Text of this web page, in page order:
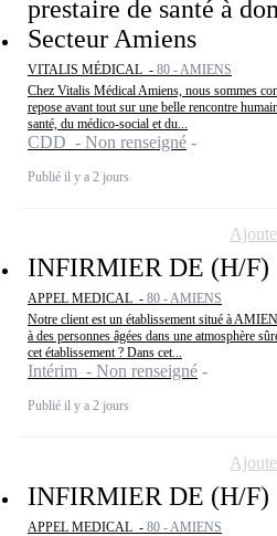
prestaire de santé à
Secteur Amiens
VITALIS MÉDICAL - 80 - AMIENS
Chez Vitalis Médical Amiens, nous sommes
repose avant tout sur une belle rencontre
santé, du médico-social et du...
CDD - Non renseigné
Publié il y a 2 jours
INFIRMIER DE (H/F)
APPEL MEDICAL - 80 - AMIENS
Notre client est un établissement situé à
à des personnes âgées dans une atmosphère
cet établissement ? Dans cet...
Intérim - Non renseigné
Publié il y a 2 jours
INFIRMIER DE (H/F)
APPEL MEDICAL - 80 - AMIENS